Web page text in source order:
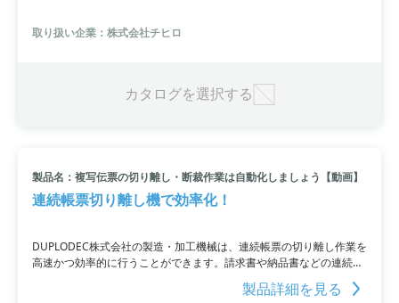
自動ロボットシステムを利用して行われます。このシステムにより、
セラミック溶射オペレーターの熟練度に左右されず、再現性の高いセ
取り扱い企業：株式会社チヒロ
カタログを選択する
製品名：複写伝票の切り離し・断裁作業は自動化しましょう【動画】
連続帳票切り離し機で効率化！
DUPLODEC株式会社の製造・加工機械は、連続帳票の切り離し作業を
高速かつ効率的に行うことができます。請求書や納品書などの連続帳
票の切り離し作業は、クラス最速の処理速度125m/分で行われ、ジョ
ブ登録機能やAIバースト機能により、断裁ミスを大幅に軽減すること
製品詳細を見る